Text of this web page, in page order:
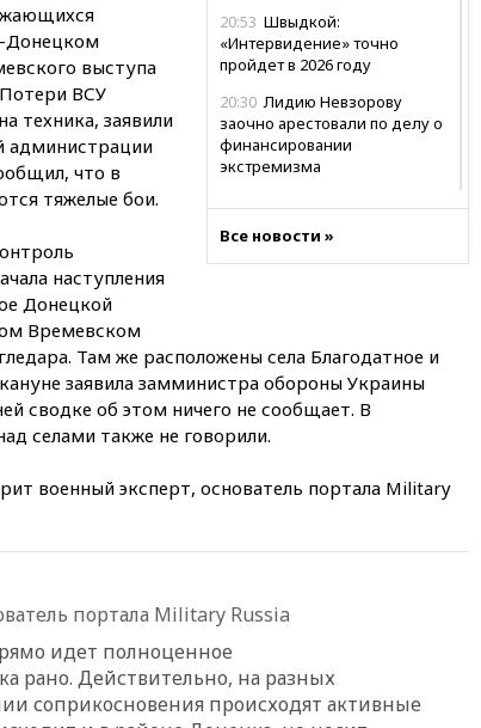
20:53 Швыдкой:
«Интервидение» точно
пройдет в 2026 году
20:30 Лидию Невзорову
заочно арестовали по делу о
финансировании
экстремизма
бального зала в Белом доме
20:00СК возбудил дело
против журналистки Катерины
Гордеевой о фейках о ВС
нейтральный статус
в Сербию
19:19
19:00Открытое горение на
Все новости »
Донецком
выступа
ВСУ
техника, заявили
администрации
что в
тяжелые бои.
наступления
Донецкой
Времевском
Там же расположены села Благодатное и
заявила замминистра обороны Украины
сводке об этом ничего не сообщает. В
селами также не говорили.
военный эксперт, основатель портала Military
портала Military Russia
идет полноценное
рано. Действительно, на разных
соприкосновения происходят активные